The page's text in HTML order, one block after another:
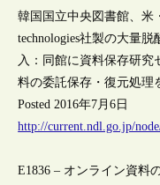
韓国国立中央図書館、米
technologies社製の大量
入：同館に資料保存研究
料の委託保存・復元処理
Posted 2016年7月6日
http://current.ndl.go.jp/
E1836 – オンライン資料